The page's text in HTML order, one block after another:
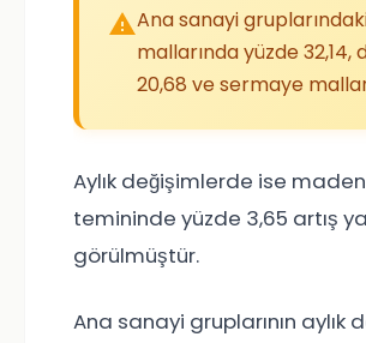
Ana sanayi
mallarında yüzde
20,68 ve sermaye
Aylık değişimlerde ise
temininde yüzde 3,65 artış
görülmüştür.
Ana sanayi gruplarının aylık